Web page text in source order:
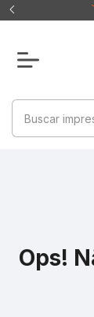
Ops!